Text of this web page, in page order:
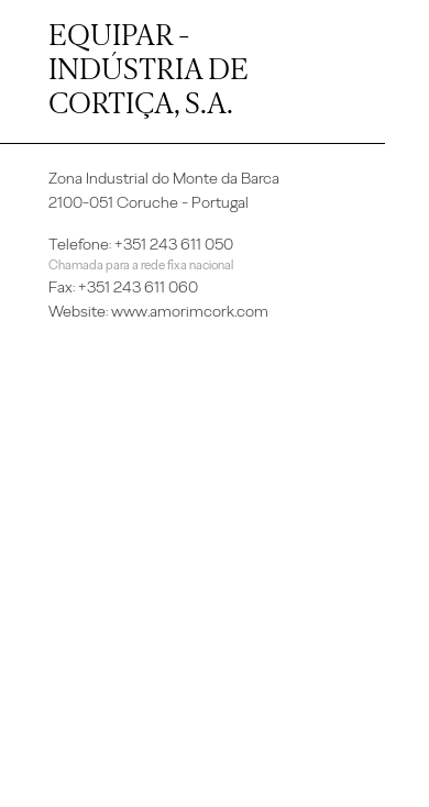
EQUIPAR -
INDÚSTRIA DE
CORTIÇA, S.A.
Zona Industrial do Monte da Barca
2100-051 Coruche - Portugal
Telefone: +351 243 611 050
Chamada para a rede fixa nacional
Fax: +351 243 611 060
Website:www.amorimcork.com